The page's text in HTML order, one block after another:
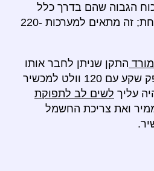
הגבוה שהם בדרך כלל
עובד במערכת מתח אחת; זה מתאים למערכות 220-
התקן שניתן לחבר אותו
ל- 220 וולט והוא מספק שקע עם 120 וולט למכשיר
עליך לשים לב לתפוקת
ואת צריכת החשמל